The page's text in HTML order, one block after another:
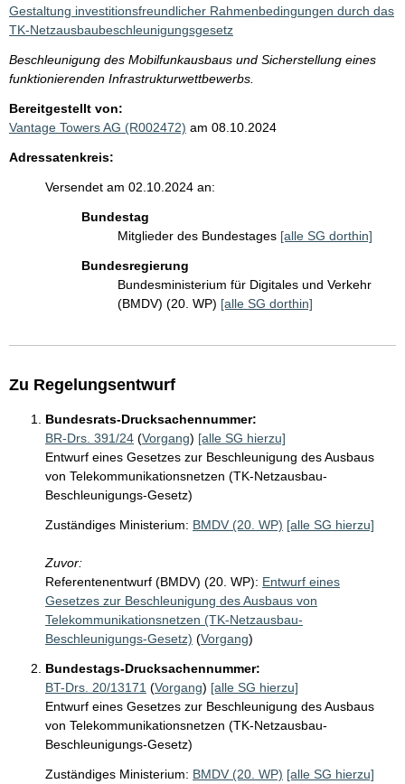
Gestaltung investitionsfreundlicher Rahmenbedingungen durch das
TK-Netzausbaubeschleunigungsgesetz
Beschleunigung des Mobilfunkausbaus und Sicherstellung eines
funktionierenden Infrastrukturwettbewerbs.
Bereitgestellt von:
Vantage Towers AG (R002472) am 08.10.2024
Adressatenkreis:
Versendet am 02.10.2024 an:
Bundestag
Mitglieder des Bundestages [alle SG dorthin]
Bundesregierung
Bundesministerium für Digitales und Verkehr
(BMDV) (20. WP) [alle SG dorthin]
Zu Regelungsentwurf
Bundesrats-Drucksachennummer:
BR-Drs. 391/24 (Vorgang) [alle SG hierzu]
Entwurf eines Gesetzes zur Beschleunigung des Ausbaus
von Telekommunikationsnetzen (TK-Netzausbau-
Beschleunigungs-Gesetz)
Zuständiges Ministerium: BMDV (20. WP) [alle SG hierzu]
Zuvor:
Referentenentwurf (BMDV) (20. WP): Entwurf eines
Gesetzes zur Beschleunigung des Ausbaus von
Telekommunikationsnetzen (TK-Netzausbau-
Beschleunigungs-Gesetz) (Vorgang)
Bundestags-Drucksachennummer:
BT-Drs. 20/13171 (Vorgang) [alle SG hierzu]
Entwurf eines Gesetzes zur Beschleunigung des Ausbaus
von Telekommunikationsnetzen (TK-Netzausbau-
Beschleunigungs-Gesetz)
Zuständiges Ministerium: BMDV (20. WP) [alle SG hierzu]